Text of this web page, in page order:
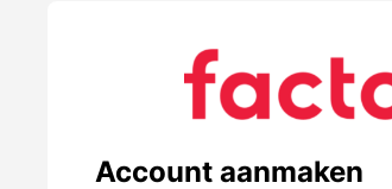
Account aanmaken